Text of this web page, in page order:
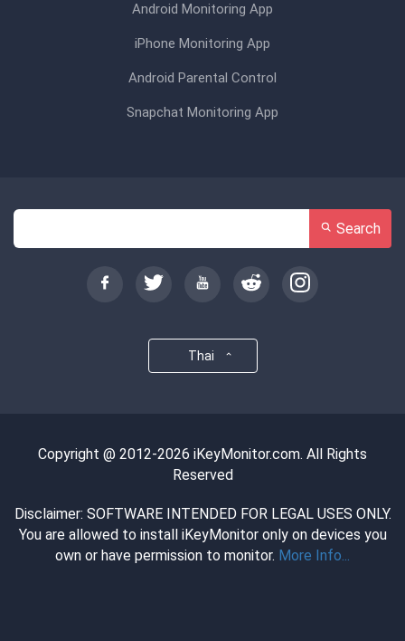
Android Monitoring App
iPhone Monitoring App
Android Parental Control
Snapchat Monitoring App
Search
Thai
Copyright @ 2012-2026 iKeyMonitor.com. All Rights
Reserved
Disclaimer: SOFTWARE INTENDED FOR LEGAL USES ONLY.
You are allowed to install iKeyMonitor only on devices you
own or have permission to monitor. More Info...